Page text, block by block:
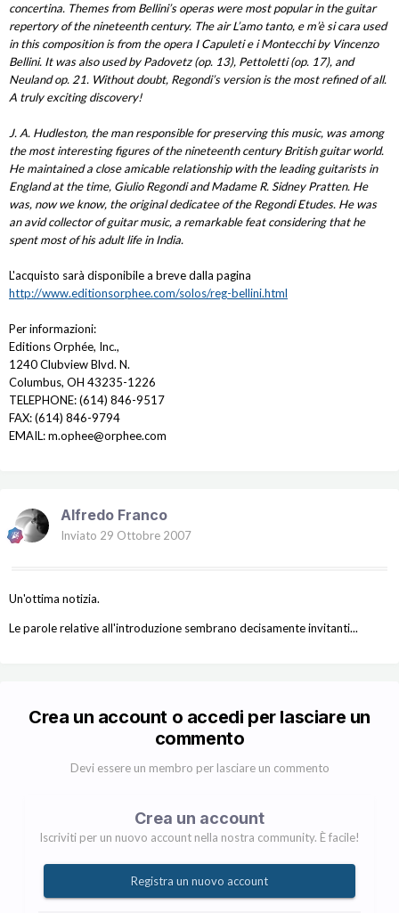
concertina. Themes from Bellini’s operas were most popular in the guitar
repertory of the nineteenth century. The air L’amo tanto, e m’è si cara used
in this composition is from the opera I Capuleti e i Montecchi by Vincenzo
Bellini. It was also used by Padovetz (op. 13), Pettoletti (op. 17), and
Neuland op. 21. Without doubt, Regondi’s version is the most refined of all.
A truly exciting discovery!
J. A. Hudleston, the man responsible for preserving this music, was among
the most interesting figures of the nineteenth century British guitar world.
He maintained a close amicable relationship with the leading guitarists in
England at the time, Giulio Regondi and Madame R. Sidney Pratten. He
was, now we know, the original dedicatee of the Regondi Etudes. He was
an avid collector of guitar music, a remarkable feat considering that he
spent most of his adult life in India.
L'acquisto sarà disponibile a breve dalla pagina
http://www.editionsorphee.com/solos/reg-bellini.html
Per informazioni:
Editions Orphée, Inc.,
1240 Clubview Blvd. N.
Columbus, OH 43235-1226
TELEPHONE: (614) 846-9517
FAX: (614) 846-9794
EMAIL: m.ophee@orphee.com
Alfredo Franco
Inviato 29 Ottobre 2007
Un'ottima notizia.
Le parole relative all'introduzione sembrano decisamente invitanti...
Crea un account o accedi per lasciare un
commento
Devi essere un membro per lasciare un commento
Crea un account
Iscriviti per un nuovo account nella nostra community. È facile!
Registra un nuovo account